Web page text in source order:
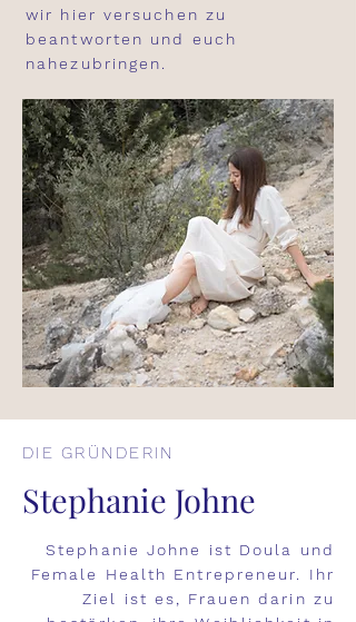
wir hier versuchen zu
beantworten und euch
nahezubringen.
DIE GRÜNDERIN
Stephanie Johne
Stephanie Johne ist Doula und
Female Health Entrepreneur. Ihr
Ziel ist es, Frauen darin zu